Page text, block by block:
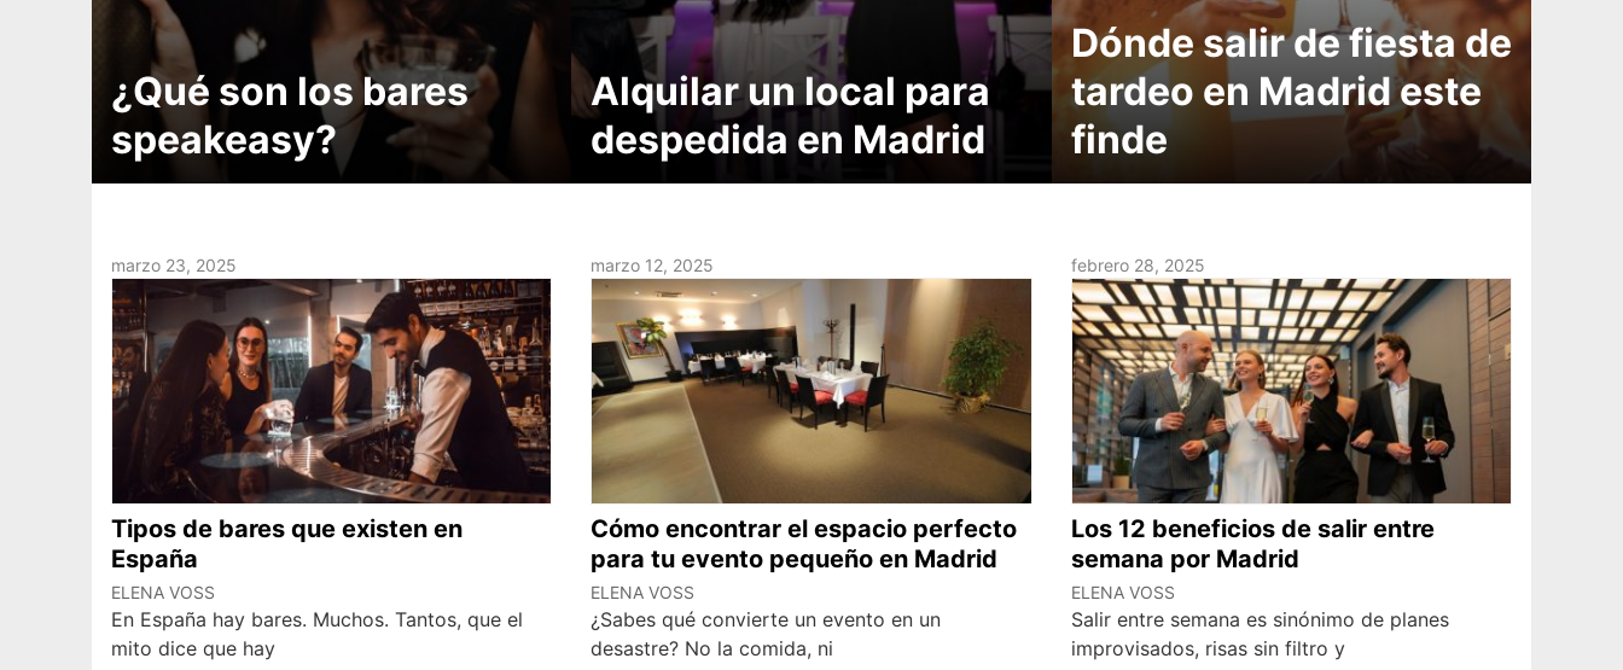
¿Qué son los bares
speakeasy?
Alquilar un local para
despedida en Madrid
Dónde salir de fiesta de
tardeo en Madrid este
finde
marzo 23, 2025
Tipos de bares que existen en
España
ELENA VOSS
En España hay bares. Muchos. Tantos, que el
mito dice que hay
marzo 12, 2025
Cómo encontrar el espacio perfecto
para tu evento pequeño en Madrid
ELENA VOSS
¿Sabes qué convierte un evento en un
desastre? No la comida, ni
febrero 28, 2025
Los 12 beneficios de salir entre
semana por Madrid
ELENA VOSS
Salir entre semana es sinónimo de planes
improvisados, risas sin filtro y